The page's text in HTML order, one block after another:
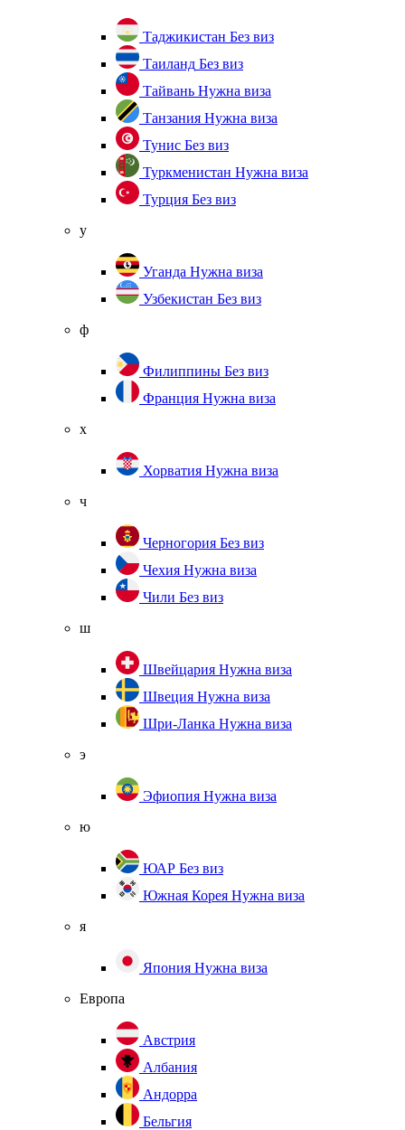
Таджикистан Без виз
Таиланд Без виз
Тайвань Нужна виза
Танзания Нужна виза
Тунис Без виз
Туркменистан Нужна виза
Турция Без виз
у
Уганда Нужна виза
Узбекистан Без виз
ф
Филиппины Без виз
Франция Нужна виза
х
Хорватия Нужна виза
ч
Черногория Без виз
Чехия Нужна виза
Чили Без виз
ш
Швейцария Нужна виза
Швеция Нужна виза
Шри-Ланка Нужна виза
э
Эфиопия Нужна виза
ю
ЮАР Без виз
Южная Корея Нужна виза
я
Япония Нужна виза
Европа
Австрия
Албания
Андорра
Бельгия